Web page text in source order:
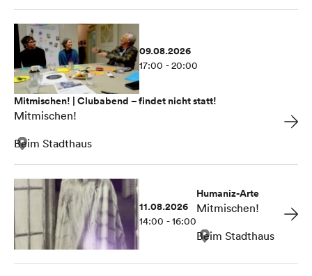
09.08.2026
17:00 - 20:00
Mitmischen! | Clubabend – findet nicht statt!
Mitmischen!
Beim Stadthaus
11.08.2026
14:00 - 16:00
Humaniz-Arte
Mitmischen!
Beim Stadthaus